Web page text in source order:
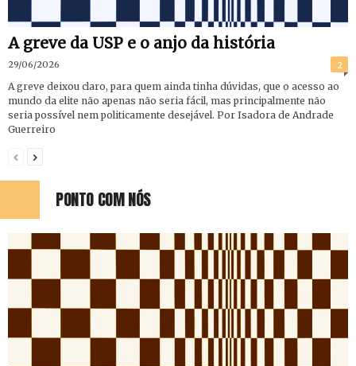
A greve da USP e o anjo da história
29/06/2026 2
A greve deixou claro, para quem ainda tinha dúvidas, que o acesso ao
mundo da elite não apenas não seria fácil, mas principalmente não
seria possível nem politicamente desejável. Por Isadora de Andrade
Guerreiro
PONTO COM NÓS